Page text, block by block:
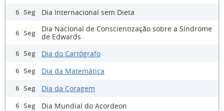
6 Seg Dia Internacional sem Dieta
6 Seg
Dia Nacional de Conscientização sobre a Síndrome
de Edwards
6 Seg Dia do Cartógrafo
6 Seg Dia da Matemática
6 Seg Dia da Coragem
6 Seg Dia Mundial do Acordeon